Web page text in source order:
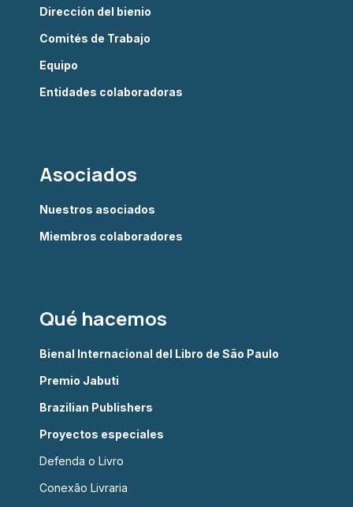
Dirección del bienio
Comités de Trabajo
Equipo
Entidades colaboradoras
Asociados
Nuestros asociados
Miembros colaboradores
Qué hacemos
Bienal Internacional del Libro de São Paulo
Premio Jabuti
Brazilian Publishers
Proyectos especiales
Defenda o Livro
Conexão Livraria